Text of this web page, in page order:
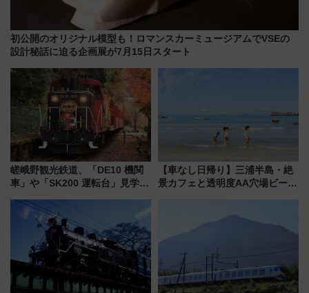
初公開のオリジナル模型も！ロマンスカーミュージアムでVSEの
設計秘話に迫る企画展が7月15日スタート
嵯峨野観光鉄道、「DE10 機関
車」や「SK200 運転台」見学ツ
トの一環で激レア体験できちゃ
うかも 参加方法やスケジュール
をご紹介
【車なし日帰り】三浦半島・絶
景カフェと透明度AA穴場ビーチ